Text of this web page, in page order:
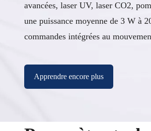
avancées, laser UV, laser CO2,
une puissance moyenne de 3 W à
commandes intégrées au
Apprendre encore plus